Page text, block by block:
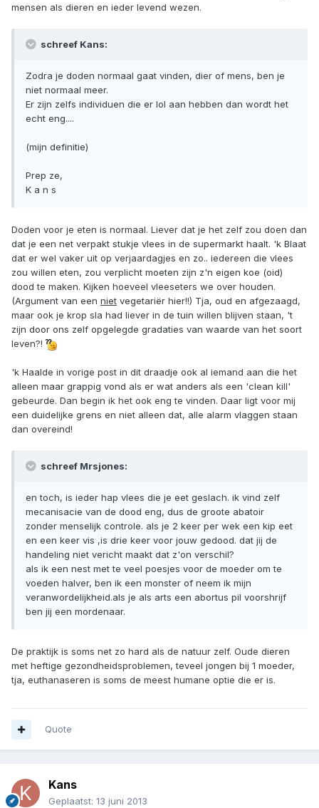
mensen als dieren en ieder levend wezen.
schreef Kans:
Zodra je doden normaal gaat vinden, dier of mens, ben je
niet normaal meer.
Er zijn zelfs individuen die er lol aan hebben dan wordt het
echt eng....
(mijn definitie)
Prep ze,
K a n s
Doden voor je eten is normaal. Liever dat je het zelf zou doen dan
dat je een net verpakt stukje vlees in de supermarkt haalt. 'k Blaat
dat er wel vaker uit op verjaardagjes en zo.. iedereen die vlees
zou willen eten, zou verplicht moeten zijn z'n eigen koe (oid)
dood te maken. Kijken hoeveel vleeseters we over houden.
(Argument van een niet vegetariër hier!!) Tja, oud en afgezaagd,
maar ook je krop sla had liever in de tuin willen blijven staan, 't
zijn door ons zelf opgelegde gradaties van waarde van het soort
leven?!
'k Haalde in vorige post in dit draadje ook al iemand aan die het
alleen maar grappig vond als er wat anders als een 'clean kill'
gebeurde. Dan begin ik het ook eng te vinden. Daar ligt voor mij
een duidelijke grens en niet alleen dat, alle alarm vlaggen staan
dan overeind!
schreef Mrsjones:
en toch, is ieder hap vlees die je eet geslach. ik vind zelf
mecanisacie van de dood eng, dus de groote abatoir
zonder menselijk controle. als je 2 keer per wek een kip eet
en een keer vis ,is drie keer voor jouw gedood. dat jij de
handeling niet vericht maakt dat z'on verschil?
als ik een nest met te veel poesjes voor de moeder om te
voeden halver, ben ik een monster of neem ik mijn
veranwordelijkheid.als je als arts een abortus pil voorshrijf
ben jij een mordenaar.
De praktijk is soms net zo hard als de natuur zelf. Oude dieren
met heftige gezondheidsproblemen, teveel jongen bij 1 moeder,
tja, euthanaseren is soms de meest humane optie die er is.
Quote
Kans
Geplaatst: 13 juni 2013